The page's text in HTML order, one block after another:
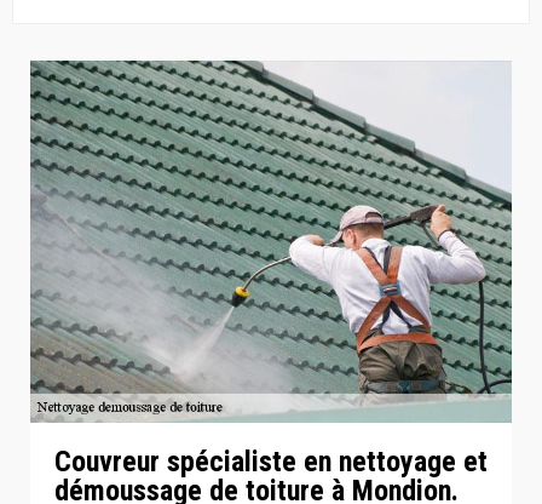
Couvreur spécialiste en nettoyage et
démoussage de toiture à Mondion.